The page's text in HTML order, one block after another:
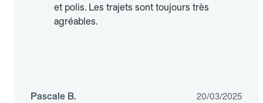
et polis. Les trajets sont toujours très
agréables.
Pascale B. 20/03/2025